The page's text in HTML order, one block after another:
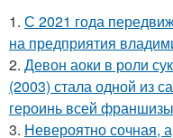
1. С 2021 года
на предприятия
2. Девон аоки в роли
(2003) стала одной из
героинь всей
3. Невероятно сочная,